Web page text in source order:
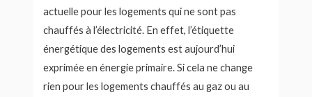
actuelle pour les logements qui ne sont pas
chauffés à l’électricité. En effet, l’étiquette
énergétique des logements est aujourd’hui
exprimée en énergie primaire. Si cela ne change
rien pour les logements chauffés au gaz ou au